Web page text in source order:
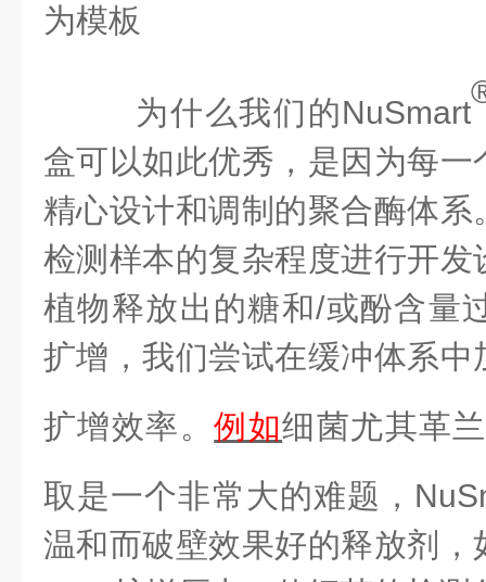
为模板
为什么我们的NuSmart
盒可以如此优秀，是因为每
精心设计和调制的聚合酶体
检测样本的复杂程度进行开发
植物释放出的糖和/或酚含量
扩增，我们尝试在缓冲体系
扩增效率。例如细菌尤其革
取是一个非常大的难题，
温和而破壁效果好的释放剂